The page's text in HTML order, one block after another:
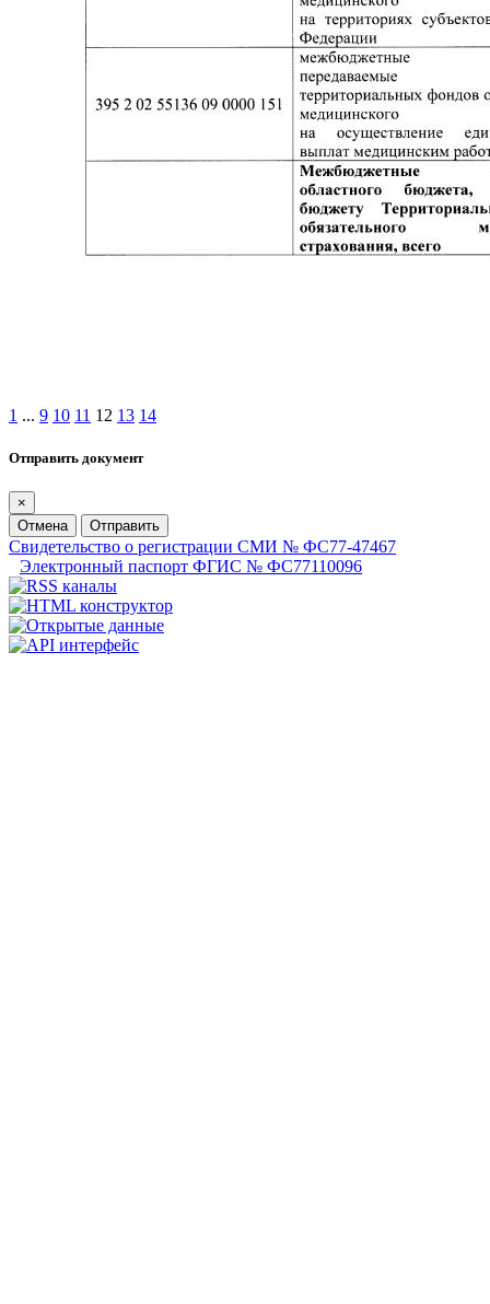
1 ... 9 10 11 12 13 14
Отправить документ
×
Отмена
Отправить
Свидетельство о регистрации СМИ № ФС77-47467
Электронный паспорт ФГИС № ФС77110096